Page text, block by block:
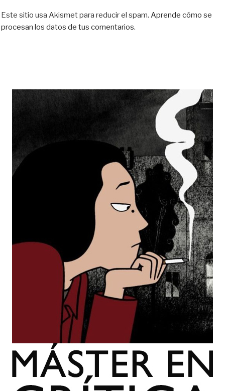
Este sitio usa Akismet para reducir el spam. Aprende cómo se
procesan los datos de tus comentarios.